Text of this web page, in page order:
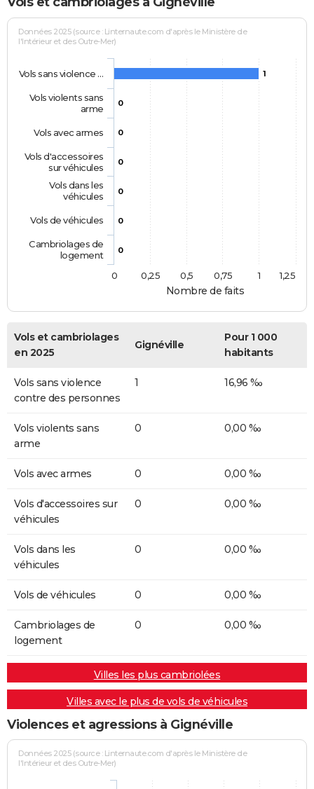
Nombre de faits
Données 2025 (source : Linternaute.com d'après le Ministère de
l'Intérieur et des Outre-Mer)
1
0
0
0
0
0
0
Vols sans violence …
Vols violents sans
arme
Vols avec armes
Vols d'accessoires
sur véhicules
Vols dans les
véhicules
Vols de véhicules
Cambriolages de
logement
0
1
0,25 0,5 0,75 1,25
Vols et cambriolages
en 2025
Gignéville
Pour 1 000
habitants
Vols sans violence
contre des personnes
1 16,96 ‰
Vols violents sans
arme
0 0,00 ‰
Vols avec armes 0 0,00 ‰
Vols d'accessoires sur
véhicules
0 0,00 ‰
Vols dans les
véhicules
0 0,00 ‰
Vols de véhicules 0 0,00 ‰
Cambriolages de
logement
0 0,00 ‰
Villes les plus cambriolées
Villes avec le plus de vols de véhicules
Violences et agressions à Gignéville
Données 2025 (source : Linternaute.com d'après le Ministère de
l'Intérieur et des Outre-Mer)